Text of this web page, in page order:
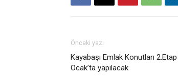
Önceki yazı
Kayabaşı Emlak Konutları
Ocak’ta yapılacak